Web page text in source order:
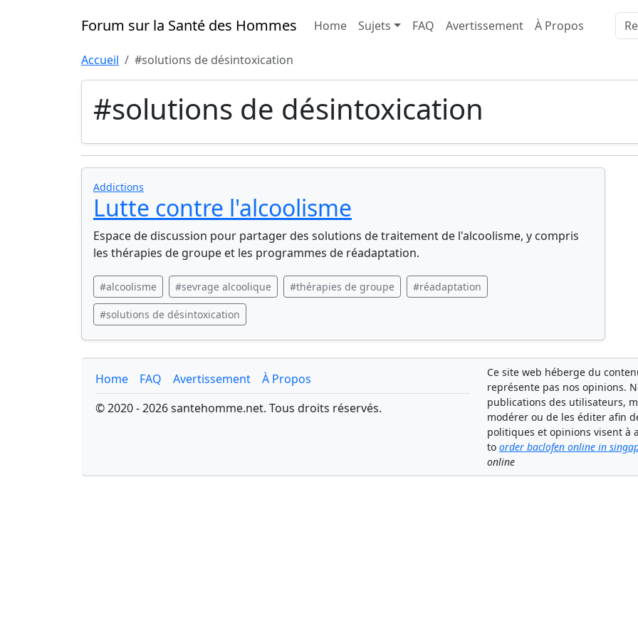
Forum sur la Santé des Hommes Home Sujets FAQ Avertissement À Propos
Accueil #solutions de désintoxication
#solutions de désintoxication
Addictions
Lutte contre l'alcoolisme
Espace de discussion pour partager des solutions de traitement de l'alcoolisme, y compris
les thérapies de groupe et les programmes de réadaptation.
#alcoolisme #sevrage alcoolique #thérapies de groupe #réadaptation
#solutions de désintoxication
Home FAQ Avertissement
À Propos
© 2020 - 2026 santehomme.net. Tous droits réservés.
Ce site web héberge du
représente pas nos opinions.
publications des utilisateurs,
modérer ou de les éditer afin
politiques et opinions visent à
to order baclofen online in
online